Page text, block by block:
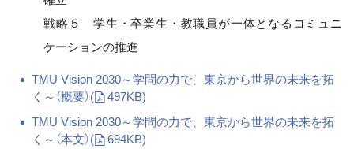
戦略５ 学生・卒業生・教職員が一体となるコミュニ
ケーションの推進
TMU Vision 2030～学問の力で、東京から世界の未来を拓
く～（概要） (
497KB)
TMU Vision 2030～学問の力で、東京から世界の未来を拓
く～（本文） ( 694KB)